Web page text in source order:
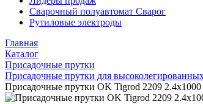
Сварочный полуавтомат Сварог
Рутиловые электроды
Главная
Каталог
Присадочные прутки
Присадочные прутки для
Присадочные прутки OK Tigrod 2209 2.4x1000